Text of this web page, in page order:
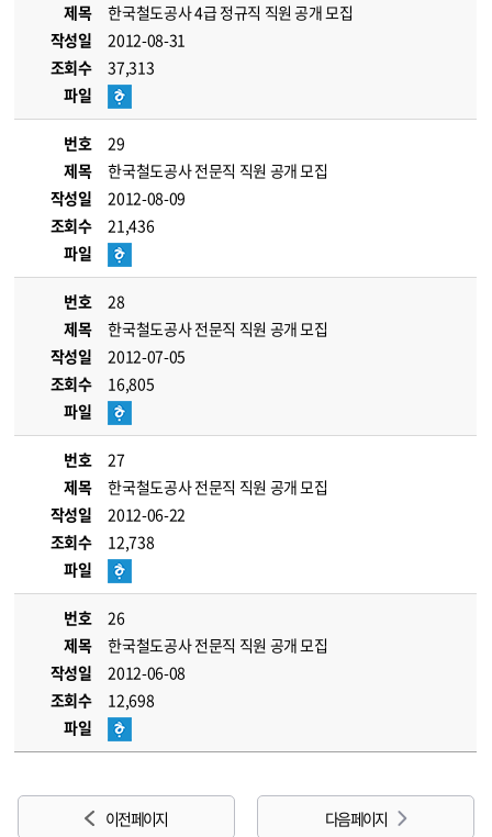
제목
한국철도공사 4급 정규직 직원 공개 모집
작성일
2012-08-31
조회수
37,313
파일
번호
29
제목
한국철도공사 전문직 직원 공개 모집
작성일
2012-08-09
조회수
21,436
파일
번호
28
제목
한국철도공사 전문직 직원 공개 모집
작성일
2012-07-05
조회수
16,805
파일
번호
27
제목
한국철도공사 전문직 직원 공개 모집
작성일
2012-06-22
조회수
12,738
파일
번호
26
제목
한국철도공사 전문직 직원 공개 모집
작성일
2012-06-08
조회수
12,698
파일
이전 페이지 다음 페이지